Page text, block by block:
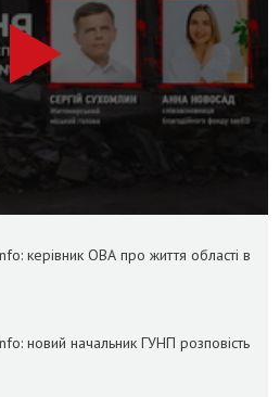
керівник ОВА про життя області в
новий начальник ГУНП розповість